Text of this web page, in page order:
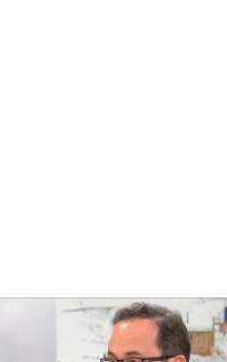
Groenlandia: ¿por qué está